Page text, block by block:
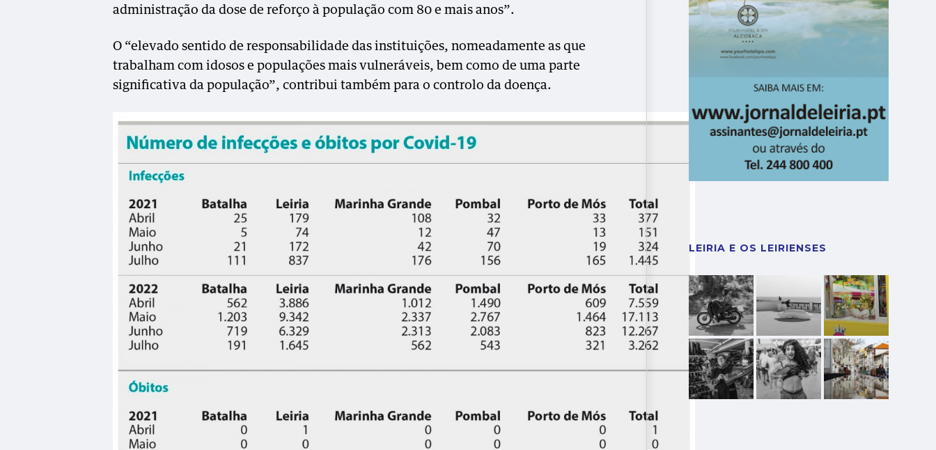
administração da dose de reforço à população com 80 e mais anos”.
O “elevado sentido de responsabilidade das instituições, nomeadamente as que
trabalham com idosos e populações mais vulneráveis, bem como de uma parte
significativa da população”, contribui também para o controlo da doença.
LEIRIA E OS LEIRIENSES